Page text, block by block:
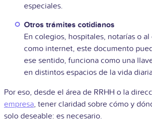
especiales.
Otros trámites cotidianos
En colegios, hospitales, notarías o
como internet, este documento
ese sentido, funciona como una
en distintos espacios de la vida
Por eso, desde el área de RRHH o la
empresa, tener claridad sobre cómo y
solo deseable: es necesario.